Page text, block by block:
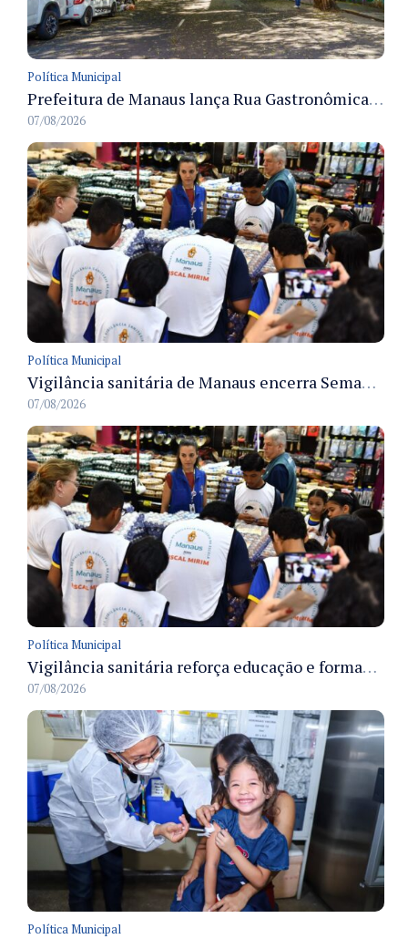
Política Municipal
Prefeitura de Manaus lança Rua Gastronômica preservando as 17 árvores da Ferreira Pena no Centro
07/08/2026
Política Municipal
Vigilância sanitária de Manaus encerra Semana da Vigilância com painel para médicos recém-formados e projeto Fiscal Mirim
07/08/2026
Política Municipal
Vigilância sanitária reforça educação e formação de médicos em Manaus na Semana da Vigilância 2026
07/08/2026
Política Municipal